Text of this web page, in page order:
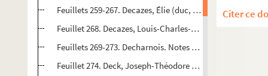
Feuillets 259-267. Decazes, Élie (duc, homme d'État).
Feuillet 268. Decazes, Louis-Charles-Élie (diplomate).
Feuillets 269-273. Decharnois. Notes de fourrage
Feuillet 274. Deck, Joseph-Théodore (artiste céramiste).
Citer ce